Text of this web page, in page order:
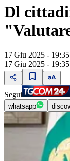
Dl
17 Giu 2025 - 19:35
17 Giu 2025 - 19:35
Segui
whatsapp